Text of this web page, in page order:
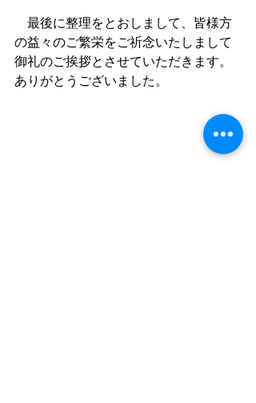
最後に整理をとおしまして、皆様方
の益々のご繁栄をご祈念いたしまして
御礼のご挨拶とさせていただきます。
ありがとうございました。